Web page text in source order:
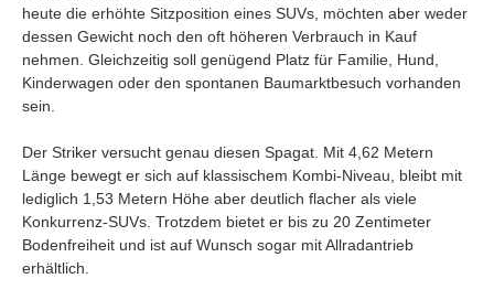
heute die erhöhte Sitzposition eines SUVs, möchten aber weder
dessen Gewicht noch den oft höheren Verbrauch in Kauf
nehmen. Gleichzeitig soll genügend Platz für Familie, Hund,
Kinderwagen oder den spontanen Baumarktbesuch vorhanden
sein.
Der Striker versucht genau diesen Spagat. Mit 4,62 Metern
Länge bewegt er sich auf klassischem Kombi-Niveau, bleibt mit
lediglich 1,53 Metern Höhe aber deutlich flacher als viele
Konkurrenz-SUVs. Trotzdem bietet er bis zu 20 Zentimeter
Bodenfreiheit und ist auf Wunsch sogar mit Allradantrieb
erhältlich.